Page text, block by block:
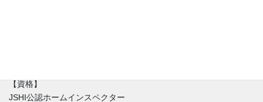
【資格】
JSHI公認ホームインスペクター